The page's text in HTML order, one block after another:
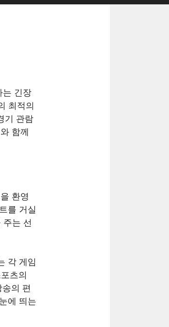
는 긴장
최적의
기 관람
함께
환영
를 거실
주는 선
각 게임
츠의
의 편
에 띄는